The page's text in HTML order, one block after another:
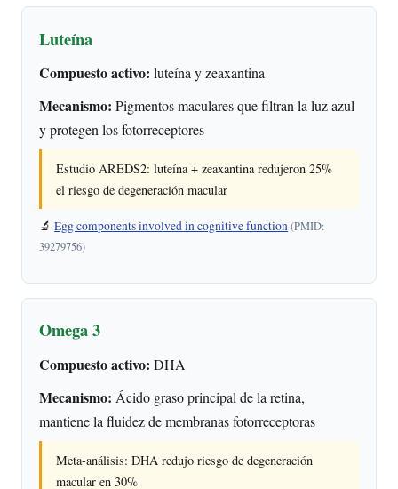
Luteína
Compuesto activo: luteína y zeaxantina
Mecanismo: Pigmentos maculares que filtran la luz azul
y protegen los fotorreceptores
Estudio AREDS2: luteína + zeaxantina redujeron 25%
el riesgo de degeneración macular
🔬Egg components involved in cognitive function(PMID:
39279756)
Omega 3
Compuesto activo: DHA
Mecanismo: Ácido graso principal de la retina,
mantiene la fluidez de membranas fotorreceptoras
Meta-análisis: DHA redujo riesgo de degeneración
macular en 30%